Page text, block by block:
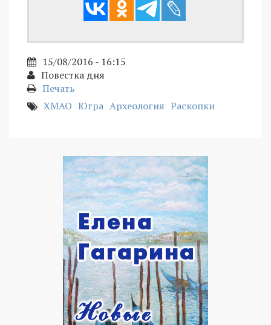
15/08/2016 - 16:15
Повестка дня
Печать
ХМАО Югра Археология Раскопки